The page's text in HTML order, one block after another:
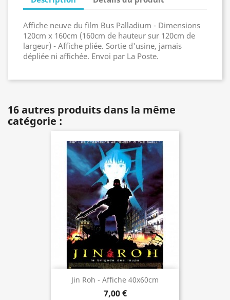
Affiche neuve du film Bus Palladium - Dimensions
120cm x 160cm (160cm de hauteur sur 120cm de
largeur) - Affiche pliée. Sortie d'usine, jamais
dépliée ni affichée. Envoi par La Poste.
16 autres produits dans la même
catégorie :
Jin Roh - Affiche 40x60cm
7,00 €